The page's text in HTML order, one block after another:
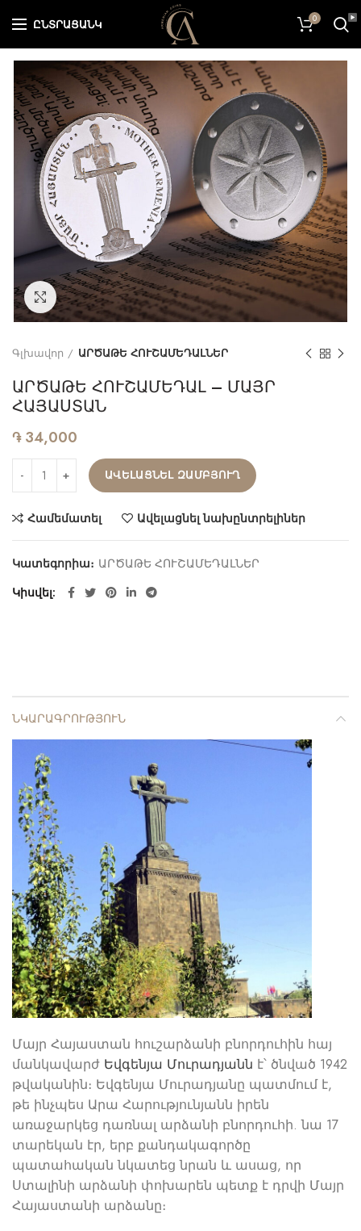
ԸՆՏՐԱՑԱՆԿ 0
Մեծացնելու համար սեղմել այստեղ
Գլխավոր ԱՐԾԱԹԵ ՀՈՒՇԱՄԵԴԱԼՆԵՐ
ԱՐԾԱԹԵ ՀՈՒՇԱՄԵԴԱԼ – ՄԱՅՐ
ՀԱՅԱՍՏԱՆ
֏34,000
ԱՎԵԼԱՑՆԵԼ ԶԱՄԲՅՈՒՂ
Համեմատել Ավելացնել նախընտրելիներ
Կատեգորիա։ ԱՐԾԱԹԵ ՀՈՒՇԱՄԵԴԱԼՆԵՐ
Կիսվել
ՆԿԱՐԱԳՐՈՒԹՅՈՒՆ
Մայր Հայաստան հուշարձանի բնորդուհին հայ
մանկավարժ Եվգենյա Մուրադյանն է՝ ծնված 1942
թվականին։ Եվգենյա Մուրադյանը պատմում է,
թե ինչպես Արա Հարությունյանն իրեն
առաջարկեց դառնալ արձանի բնորդուհի. նա 17
տարեկան էր, երբ քանդակագործը
պատահական նկատեց նրան և ասաց, որ
Ստալինի արձանի փոխարեն պետք է դրվի Մայր
Հայաստանի արձանը։